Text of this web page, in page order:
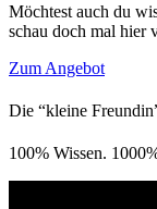
Möchtest auch du
schau doch mal hier
Zum Angebot
Die “kleine
100% Wissen.